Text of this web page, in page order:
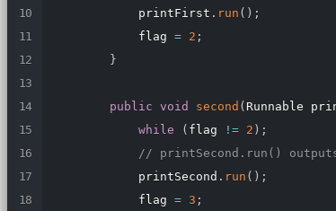
            printFirst
. run ( ) ;
            flag
= 2 ;
}
public void second ( Runnable
while
( flag != 2 ) ;
// printSecond.run()
            printSecond
. run ( ) ;
            flag
= 3 ;